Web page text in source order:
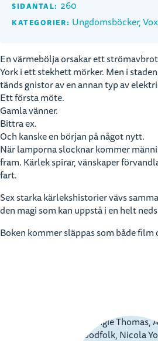
SIDANTAL: 260
KATEGORIER: Ungdomsböcker, Vox
En värmebölja orsakar ett
York i ett stekhett mörker. Men i
tänds gnistor av en annan typ av
Ett första möte.
Gamla vänner.
Bittra ex.
Och kanske en början på något nytt.
När lamporna slocknar kommer
fram. Kärlek spirar, vänskaper
fart.
Sex starka kärlekshistorier vävs
den magi som kan uppstå i en helt
Boken kommer släppas som både film